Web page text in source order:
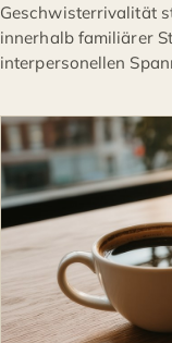
Geschwisterrivalität
innerhalb familiärer
interpersonellen
ELTERNSCHAFT &